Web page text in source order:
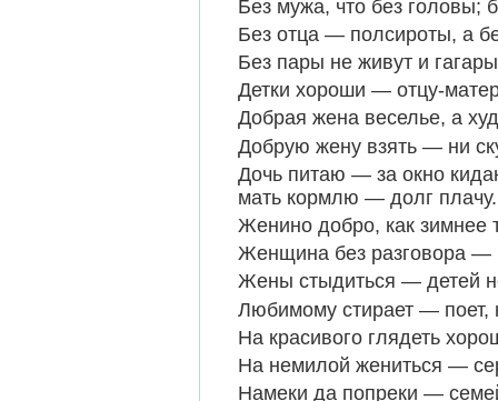
Без мужа, что без головы;
Без отца — полсироты, а
Без пары не живут и
Детки хороши — отцу-
Добрая жена веселье, а
Добрую жену взять — ни
Дочь питаю — за окно
мать кормлю — долг плачу.
Женино добро, как зимнее
Женщина без разговора —
Жены стыдиться — детей
Любимому стирает —
На красивого глядеть
На немилой жениться —
Намеки да попреки —